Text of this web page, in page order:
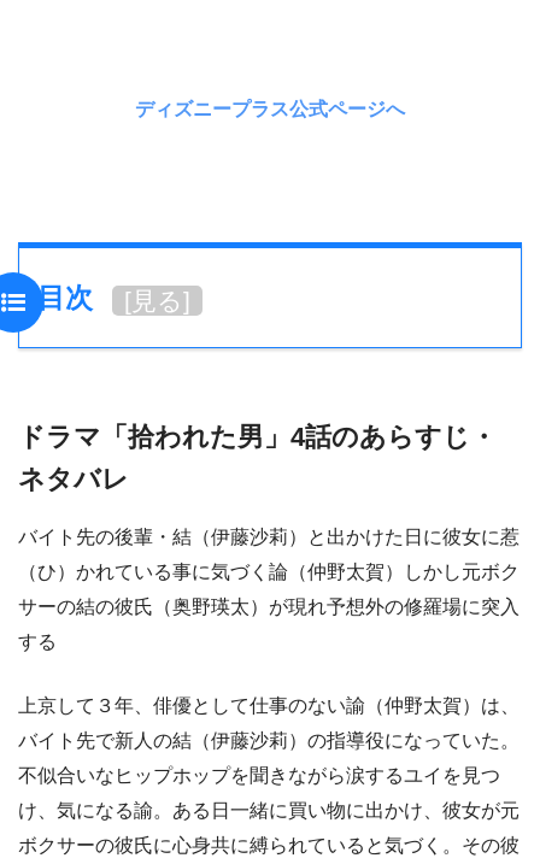
ディズニープラス公式ページへ
目次 [見る]
ドラマ「拾われた男」4話のあらすじ・
ネタバレ
バイト先の後輩・結（伊藤沙莉）と出かけた日に彼女に惹
（ひ）かれている事に気づく論（仲野太賀）しかし元ボク
サーの結の彼氏（奥野瑛太）が現れ予想外の修羅場に突入
する
上京して３年、俳優として仕事のない諭（仲野太賀）は、
バイト先で新人の結（伊藤沙莉）の指導役になっていた。
不似合いなヒップホップを聞きながら涙するユイを見つ
け、気になる諭。ある日一緒に買い物に出かけ、彼女が元
ボクサーの彼氏に心身共に縛られていると気づく。その彼